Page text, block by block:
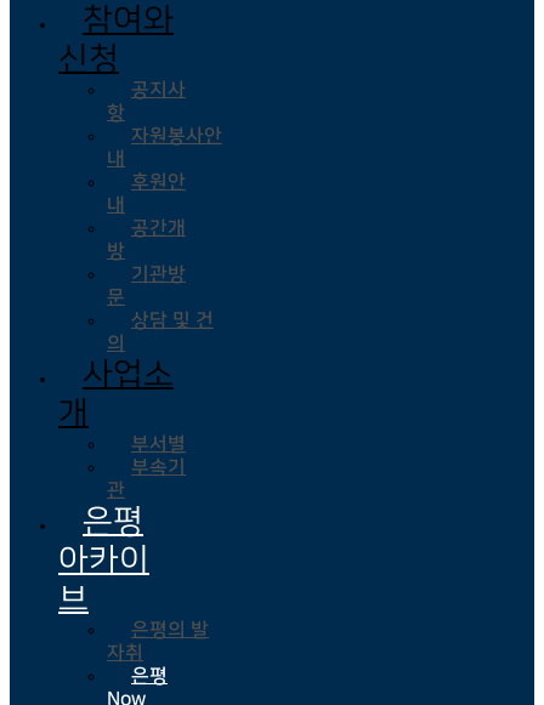
참여와
신청
공지사
항
자원봉사안
내
후원안
내
공간개
방
기관방
문
상담 및 건
의
사업소
개
부서별
부속기
관
은평
아카이
브
은평의 발
자취
은평
Now